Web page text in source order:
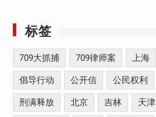
标签
709大抓捕 709律师案 上海
倡导行动 公开信 公民权利
刑满释放 北京 吉林 天津